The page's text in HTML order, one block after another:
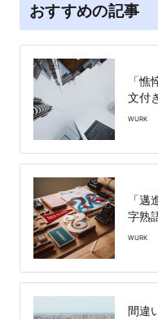
おすすめの記事
「
文付
WURK
「
字熟
WURK
間違